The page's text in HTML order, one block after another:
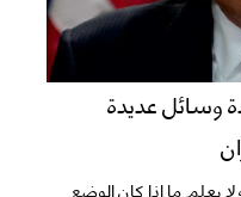
وسائل عديدة
يعلم ما إذا كان الوضع